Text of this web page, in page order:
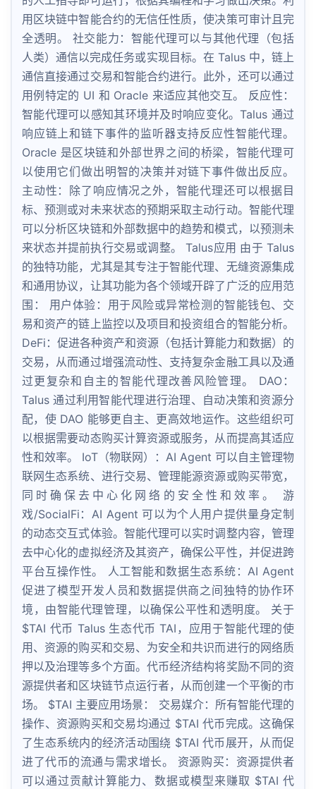
用区块链中智能合约的无信任性质，使决策可审计且完
全透明。 社交能力：智能代理可以与其他代理（包括
人类）通信以完成任务或实现目标。在 Talus 中，链上
通信直接通过交易和智能合约进行。此外，还可以通过
用例特定的 UI 和 Oracle 来适应其他交互。 反应性：
智能代理可以感知其环境并及时响应变化。Talus 通过
响应链上和链下事件的监听器支持反应性智能代理。
Oracle 是区块链和外部世界之间的桥梁，智能代理可
以使用它们做出明智的决策并对链下事件做出反应。
主动性：除了响应情况之外，智能代理还可以根据目
标、预测或对未来状态的预期采取主动行动。智能代理
可以分析区块链和外部数据中的趋势和模式，以预测未
来状态并提前执行交易或调整。 Talus应用 由于 Talus
的独特功能，尤其是其专注于智能代理、无缝资源集成
和通用协议，让其功能为各个领域开辟了广泛的应用范
围： 用户体验：用于风险或异常检测的智能钱包、交
易和资产的链上监控以及项目和投资组合的智能分析。
DeFi：促进各种资产和资源（包括计算能力和数据）的
交易，从而通过增强流动性、支持复杂金融工具以及通
过更复杂和自主的智能代理改善风险管理。 DAO：
Talus 通过利用智能代理进行治理、自动决策和资源分
配，使 DAO 能够更自主、更高效地运作。这些组织可
以根据需要动态购买计算资源或服务，从而提高其适应
性和效率。 IoT（物联网）：AI Agent 可以自主管理物
联网生态系统、进行交易、管理能源资源或购买带宽，
同时确保去中心化网络的安全性和效率。 游
戏/SocialFi：AI Agent 可以为个人用户提供量身定制
的动态交互式体验。智能代理可以实时调整内容，管理
去中心化的虚拟经济及其资产，确保公平性，并促进跨
平台互操作性。 人工智能和数据生态系统：AI Agent
促进了模型开发人员和数据提供商之间独特的协作环
境，由智能代理管理，以确保公平性和透明度。 关于
$TAI 代币 Talus 生态代币 TAI，应用于智能代理的使
用、资源的购买和交易、为安全和共识而进行的网络质
押以及治理等多个方面。代币经济结构将奖励不同的资
源提供者和区块链节点运行者，从而创建一个平衡的市
场。 $TAI 主要应用场景： 交易媒介：所有智能代理的
操作、资源购买和交易均通过 $TAI 代币完成。这确保
了生态系统内的经济活动围绕 $TAI 代币展开，从而促
进了代币的流通与需求增长。 资源购买：资源提供者
可以通过贡献计算能力、数据或模型来赚取 $TAI 代